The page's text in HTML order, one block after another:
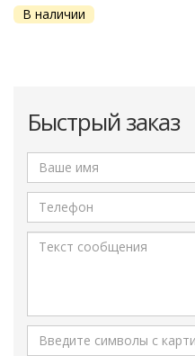
В наличии
Быстрый заказ